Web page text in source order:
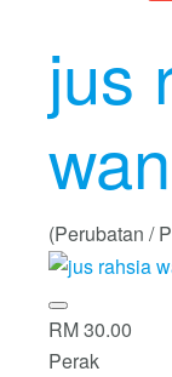
jus
(Perubatan /
RM 30.00
Perak